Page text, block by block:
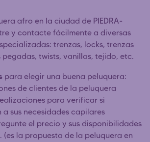
afro en la ciudad de PIEDRA-
y contacte fácilmente a diversas
trenzas, locks, trenzas
twists, vanillas, tejido, etc.
para elegir una buena peluquera:
de clientes de la peluquera
para verificar si
sus necesidades capilares
el precio y sus disponibilidades
(es la propuesta de la peluquera en